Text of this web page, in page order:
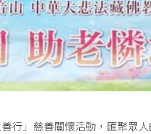
」慈善關懷活動，匯聚眾